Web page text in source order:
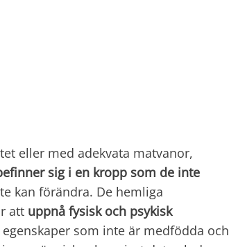
eller med adekvata matvanor,
sig i en kropp som de inte
kan förändra. De hemliga
att uppnå fysisk och psykisk
som inte är medfödda och